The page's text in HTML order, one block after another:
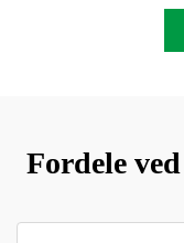
Fordele